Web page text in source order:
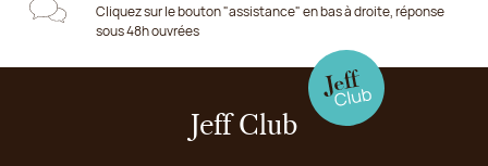
Cliquez sur le bouton "assistance" en bas à droite, réponse
sous 48h ouvrées
Jeff Club